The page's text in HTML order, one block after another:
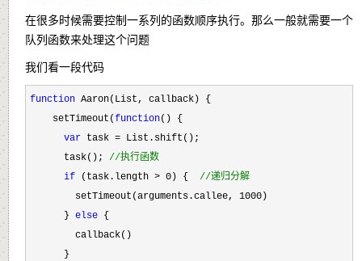
在很多时候需要控制一系列的函数顺序执行。那么一般就需要一个
队列函数来处理这个问题
我们看一段代码
function Aaron(List, callback) {
    setTimeout(
function() {
var task = List.shift();
      task();
//执行函数
if (task.length > 0) { //递归分解
        setTimeout(arguments.callee, 1000
)
      }
else {
        callback()
      }